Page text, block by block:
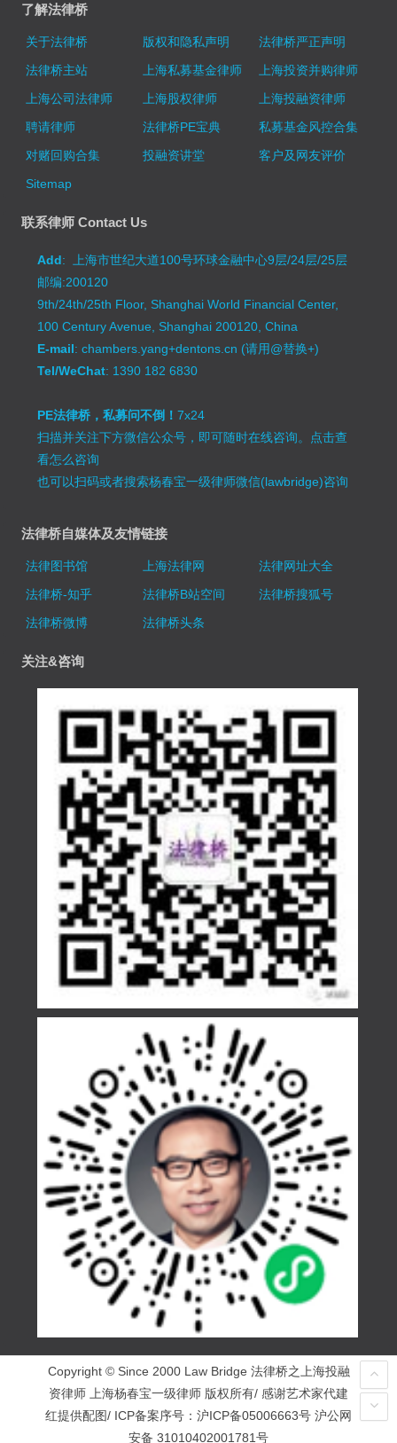
了解法律桥
关于法律桥 版权和隐私声明
法律桥严正声明
法律桥主站
上海私募基金律师
上海投资并购律师
上海公司法律师
上海股权律师
上海投融资律师
聘请律师
法律桥PE宝典
私募基金风控合集
对赌回购合集
投融资讲堂
客户及网友评价
Sitemap
联系律师 Contact Us
Add: 上海市世纪大道100号环球金融中心9层/24层/25层
邮编:200120
9th/24th/25th Floor, Shanghai World Financial Center,
100 Century Avenue, Shanghai 200120, China
E-mail: chambers.yang+dentons.cn (请用@替换+)
Tel/WeChat: 1390 182 6830
PE法律桥，私募问不倒！7x24
扫描并关注下方微信公众号，即可随时在线咨询。 点击查
看怎么咨询
也可以扫码或者搜索杨春宝一级律师微信(lawbridge)咨询
法律桥自媒体及友情链接
法律图书馆 上海法律网
法律网址大全
法律桥-知乎
法律桥B站空间
法律桥搜狐号
法律桥微博
法律桥头条
关注&咨询
Copyright © Since 2000 Law Bridge 法律桥之上海投融
资律师 上海杨春宝一级律师 版权所有/ 感谢艺术家代建
红提供配图/ ICP备案序号： 沪ICP备05006663号 沪公网
安备 31010402001781号